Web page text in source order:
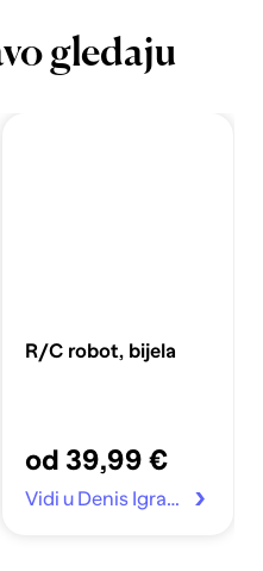
gledaju
R/C robot, bijela
od 39,99 €
Vidi u Denis Igračke